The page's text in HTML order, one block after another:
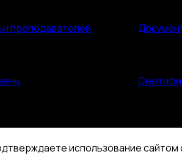
преподавателей
использование сайтом